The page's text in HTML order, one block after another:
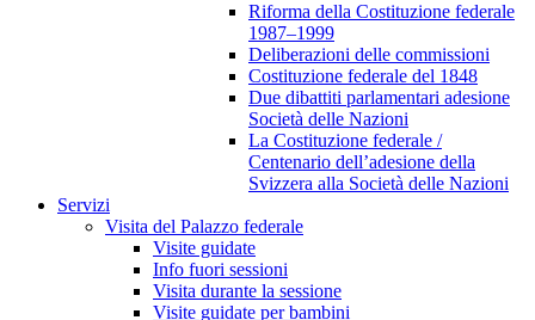
Riforma della Costituzione federale
1987–1999
Deliberazioni delle commissioni
Costituzione federale del 1848
Due dibattiti parlamentari adesione
Società delle Nazioni
La Costituzione federale /
Centenario dell’adesione della
Svizzera alla Società delle Nazioni
Servizi
Visita del Palazzo federale
Visite guidate
Info fuori sessioni
Visita durante la sessione
Visite guidate per bambini